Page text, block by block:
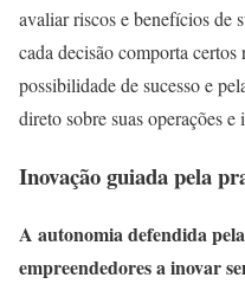
avaliar riscos e benefícios de
cada decisão comporta
possibilidade de sucesso e
direto sobre suas operações e
Inovação guiada pela
A autonomia defendida
empreendedores a inovar